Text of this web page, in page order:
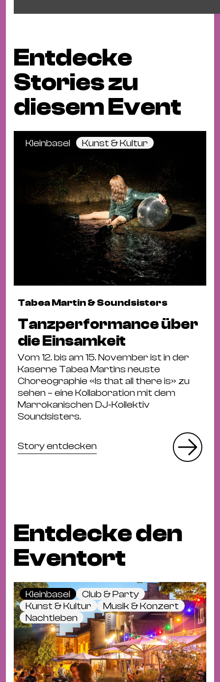
Entdecke
Stories zu
diesem Event
Kleinbasel Kunst & Kultur
Tabea Martin & Soundsisters
Tanzperformance über
die Einsamkeit
Vom 12. bis am 15. November ist in der
Kaserne Tabea Martins neuste
Choreographie «Is that all there is» zu
sehen – eine Kollaboration mit dem
Marrokanischen DJ-Kollektiv
Soundsisters.
Story entdecken
Entdecke den
Eventort
Kleinbasel
Club & Party
Kunst & Kultur
Musik & Konzert
Nachtleben